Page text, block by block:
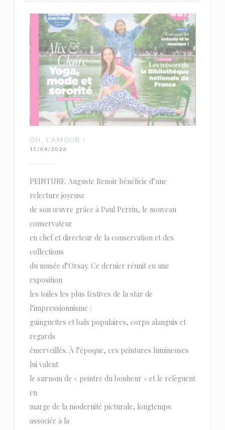
OH, L’AMOUR !
15/04/2026
PEINTURE. Auguste Renoir bénéficie d’une
relecture joyeuse
de son œuvre grâce à Paul Perrin, le nouveau
conservateur
en chef et directeur de la conservation et des
collections
du musée d’Orsay. Ce dernier réunit en une
exposition
les toiles les plus festives de la star de
l’impressionnisme :
guinguettes et bals populaires, corps alanguis et
regards
émerveillés. À l’époque, ces peintures lumineuses
lui valent
le surnom de « peintre du bonheur » et le relèguent
en
marge de la modernité picturale, longtemps
associée à la